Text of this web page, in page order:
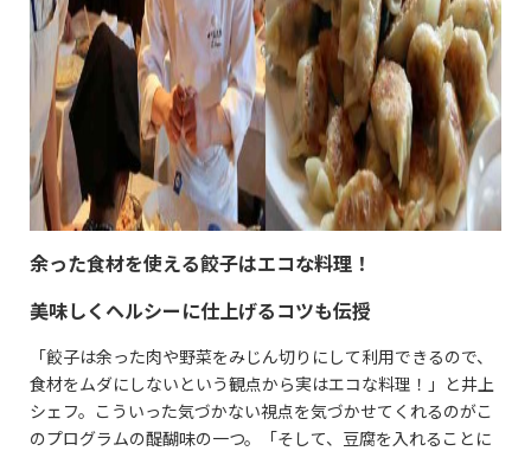
余った食材を使える餃子はエコな料理！
美味しくヘルシーに仕上げるコツも伝授
「餃子は余った肉や野菜をみじん切りにして利用できるので、
食材をムダにしないという観点から実はエコな料理！」と井上
シェフ。こういった気づかない視点を気づかせてくれるのがこ
のプログラムの醍醐味の一つ。「そして、豆腐を入れることに